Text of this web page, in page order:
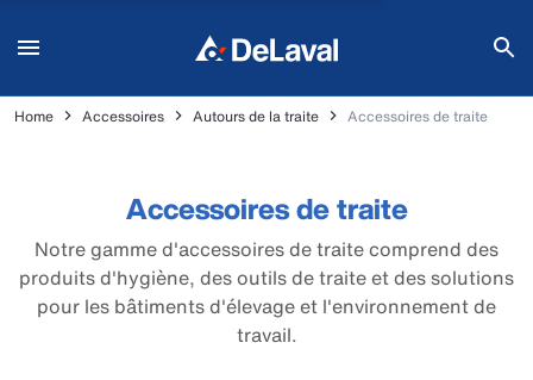
Home Accessoires Autours de la traite Accessoires de traite
Accessoires de traite
Notre gamme d'accessoires de traite comprend des
produits d'hygiène, des outils de traite et des solutions
pour les bâtiments d'élevage et l'environnement de
travail.